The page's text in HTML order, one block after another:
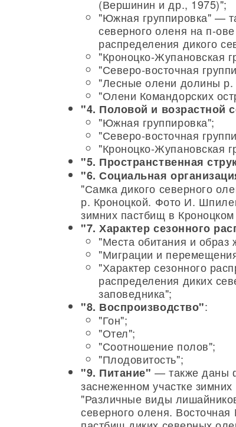
(Вершинин и др., 1975)";
"Южная группировка" —
северного оленя на п-
распределения дикого
"Кроноцко-Жупановская
"Северо-восточная
"Лесные олени долины р.
"Олени Командорских
"4. Половой и возрастной
"Южная группировка";
"Северо-восточная
"Кроноцко-Жупановская
"5. Пространственная
"6. Социальная
"Самка дикого северного
р. Кроноцкой. Фото И.
зимних пастбищ в
"7. Характер сезонного
"Места обитания и образ
"Миграции и
"Характер сезонного
распределения диких
заповедника";
"8. Воспроизводство":
"Гон";
"Отел";
"Соотношение полов";
"Плодовитость";
"9. Питание" — также даны
заснеженном участке
"Различные виды
северного оленя.